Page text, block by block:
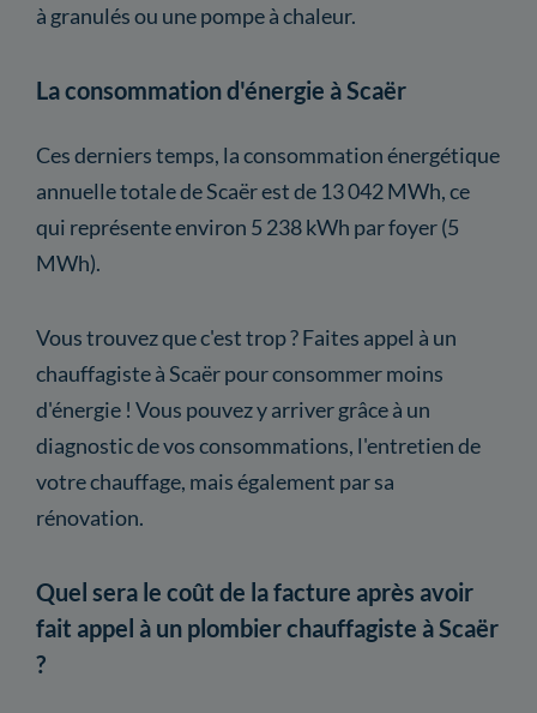
à granulés ou une pompe à chaleur.
La consommation d'énergie à Scaër
Ces derniers temps, la consommation énergétique
annuelle totale de Scaër est de 13 042 MWh, ce
qui représente environ 5 238 kWh par foyer (5
MWh).
Vous trouvez que c'est trop ? Faites appel à un
chauffagiste à Scaër pour consommer moins
d'énergie ! Vous pouvez y arriver grâce à un
diagnostic de vos consommations, l'entretien de
votre chauffage, mais également par sa
rénovation.
Quel sera le coût de la facture après avoir
fait appel à un plombier chauffagiste à Scaër
?